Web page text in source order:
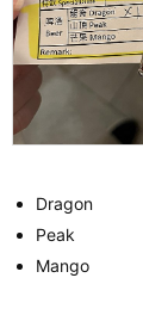
Dragon
Peak
Mango